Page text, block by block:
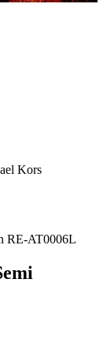
Kors
RE-AT0006L